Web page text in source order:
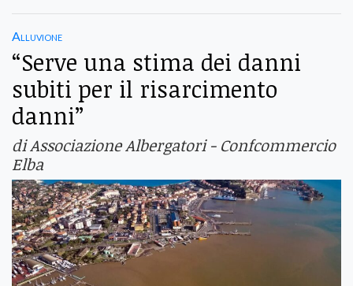
Alluvione
“Serve una stima dei danni
subiti per il risarcimento
danni”
di Associazione Albergatori - Confcommercio
Elba